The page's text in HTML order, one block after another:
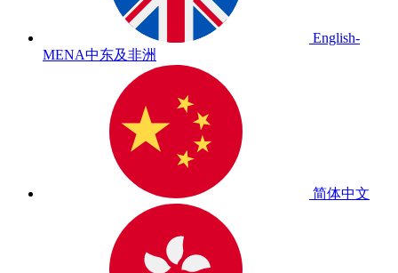
English-
MENA中东及非洲
简体中文